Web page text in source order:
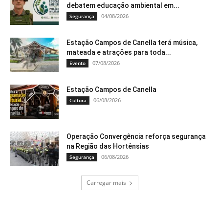
debatem educação ambiental em...
Segurança 04/08/2026
Estação Campos de Canella terá música,
mateada e atrações para toda...
Evento 07/08/2026
Estação Campos de Canella
Cultura 06/08/2026
Operação Convergência reforça segurança
na Região das Hortênsias
Segurança 06/08/2026
Carregar mais